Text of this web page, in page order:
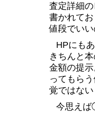
査定詳細
書かれて
値段でい
HPにも
きちんと
金額の提
ってもら
覚ではな
今思え